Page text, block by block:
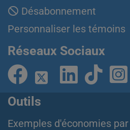
Désabonnement
Personnaliser les témoins
Réseaux Sociaux
Outils
Exemples d'économies